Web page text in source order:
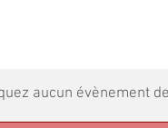
Coiron.
aucun évènement